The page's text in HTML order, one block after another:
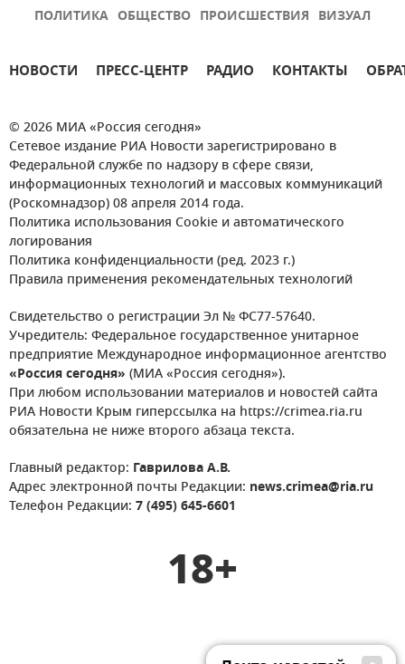
ПОЛИТИКА ОБЩЕСТВО ПРОИСШЕСТВИЯ ВИЗУАЛ
НОВОСТИ ПРЕСС-ЦЕНТР РАДИО КОНТАКТЫ
© 2026 МИА «Россия сегодня»
Сетевое издание РИА Новости зарегистрировано в
Федеральной службе по надзору в сфере связи,
информационных технологий и массовых коммуникаций
(Роскомнадзор) 08 апреля 2014 года.
Политика использования Cookie и автоматического
логирования
Политика конфиденциальности (ред. 2023 г.)
Правила применения рекомендательных технологий
Свидетельство о регистрации Эл № ФС77-57640.
Учредитель: Федеральное государственное унитарное
предприятие Международное информационное агентство
«Россия сегодня» (МИА «Россия сегодня»).
При любом использовании материалов и новостей сайта
РИА Новости Крым гиперссылка на https://crimea.ria.ru
обязательна не ниже второго абзаца текста.
Главный редактор: Гаврилова А.В.
Адрес электронной почты Редакции: news.crimea@ria.ru
Телефон Редакции: 7 (495) 645-6601
18+